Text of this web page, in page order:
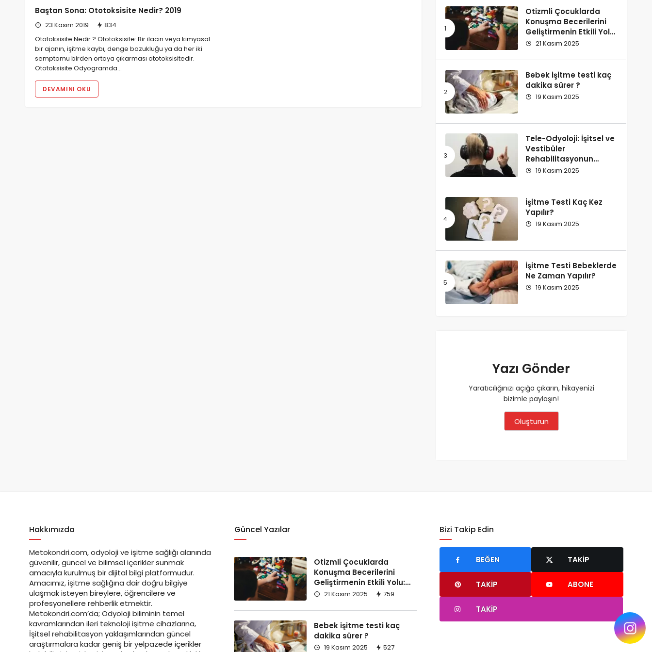
Baştan Sona: Ototoksisite Nedir? 2019
23 Kasım 2019
834
Ototoksisite Nedir ? Ototoksisite: Bir ilacın veya kimyasal
bir ajanın, işitme kaybı, denge bozukluğu ya da her iki
semptomu birden ortaya çıkarması ototoksisitedir.
Ototoksisite Odyogramda…
DEVAMINI OKU
Otizmli Çocuklarda
Konuşma Becerilerini
Geliştirmenin Etkili Yolu:
Replikli Öğretim
21 Kasım 2025
Bebek işitme testi kaç
dakika sürer ?
19 Kasım 2025
Tele-Odyoloji: İşitsel ve
Vestibüler
Rehabilitasyonun
Dijital Dönüşümü –
Teknolojiler
19 Kasım 2025
İşitme Testi Kaç Kez
Yapılır?
19 Kasım 2025
İşitme Testi Bebeklerde
Ne Zaman Yapılır?
19 Kasım 2025
Yazı Gönder
Yaratıcılığınızı açığa çıkarın, hikayenizi
bizimle paylaşın!
Oluşturun
Hakkımızda
Metokondri.com, odyoloji ve işitme sağlığı alanında
güvenilir, güncel ve bilimsel içerikler sunmak
amacıyla kurulmuş bir dijital bilgi platformudur.
Amacımız, işitme sağlığına dair doğru bilgiye
ulaşmak isteyen bireylere, öğrencilere ve
profesyonellere rehberlik etmektir.
Metokondri.com’da; Odyoloji biliminin temel
kavramlarından ileri teknoloji işitme cihazlarına,
İşitsel rehabilitasyon yaklaşımlarından güncel
araştırmalara kadar geniş bir yelpazede içerikler
Güncel Yazılar
Otizmli Çocuklarda
Konuşma Becerilerini
Geliştirmenin Etkili Yolu:
Replikli Öğretim
21 Kasım 2025 759
Bebek işitme testi kaç
dakika sürer ?
19 Kasım 2025 527
Bizi Takip Edin
BEĞEN TAKIP
TAKIP ABONE
TAKIP